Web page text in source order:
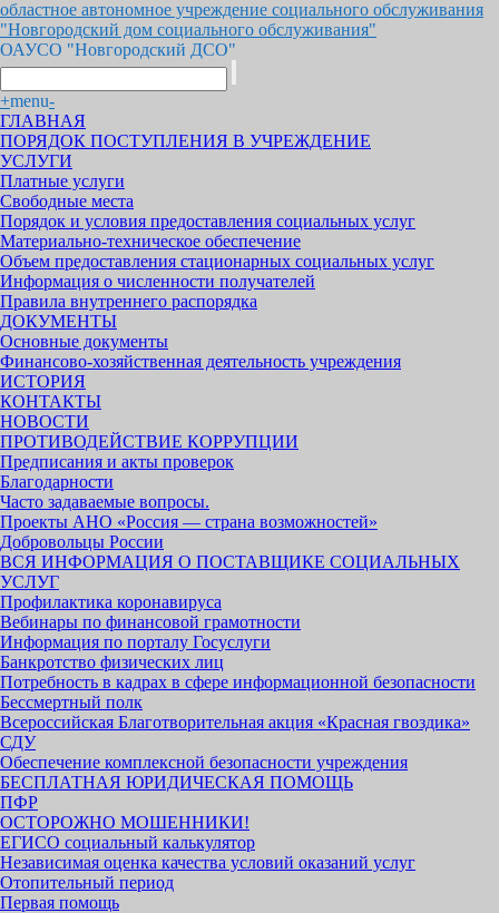
областное автономное учреждение социального обслуживания
"Новгородский дом социального обслуживания"
ОАУСО "Новгородский ДСО"
+menu-
ГЛАВНАЯ
ПОРЯДОК ПОСТУПЛЕНИЯ В УЧРЕЖДЕНИЕ
УСЛУГИ
Платные услуги
Свободные места
Порядок и условия предоставления социальных услуг
Материально-техническое обеспечение
Объем предоставления стационарных социальных услуг
Информация о численности получателей
Правила внутреннего распорядка
ДОКУМЕНТЫ
Основные документы
Финансово-хозяйственная деятельность учреждения
ИСТОРИЯ
КОНТАКТЫ
НОВОСТИ
ПРОТИВОДЕЙСТВИЕ КОРРУПЦИИ
Предписания и акты проверок
Благодарности
Часто задаваемые вопросы.
Проекты АНО «Россия — страна возможностей»
Добровольцы России
ВСЯ ИНФОРМАЦИЯ О ПОСТАВЩИКЕ СОЦИАЛЬНЫХ
УСЛУГ
Профилактика коронавируса
Вебинары по финансовой грамотности
Информация по порталу Госуслуги
Банкротство физических лиц
Потребность в кадрах в сфере информационной безопасности
Бессмертный полк
Всероссийская Благотворительная акция «Красная гвоздика»
СДУ
Обеспечение комплексной безопасности учреждения
БЕСПЛАТНАЯ ЮРИДИЧЕСКАЯ ПОМОЩЬ
ПФР
ОСТОРОЖНО МОШЕННИКИ!
ЕГИСО социальный калькулятор
Независимая оценка качества условий оказаний услуг
Отопительный период
Первая помощь